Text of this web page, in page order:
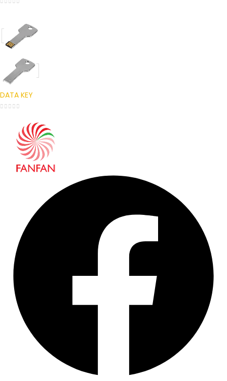
DATA KEY